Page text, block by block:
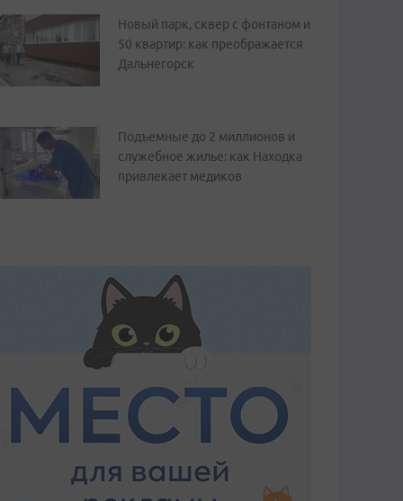
Новый парк, сквер с фонтаном и
50 квартир: как преображается
Дальнегорск
Подъемные до 2 миллионов и
служебное жилье: как Находка
привлекает медиков